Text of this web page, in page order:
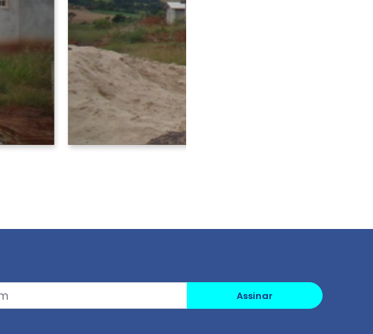
Assinar